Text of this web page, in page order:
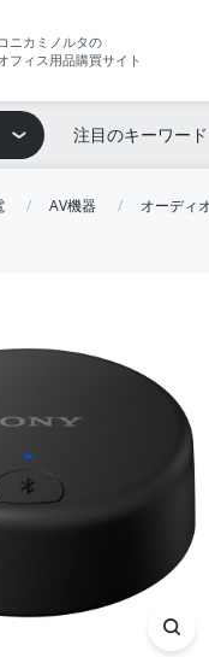
ニカミノルタの
フィス用品購買サイト
注目のキーワード
AV機器 オーディ